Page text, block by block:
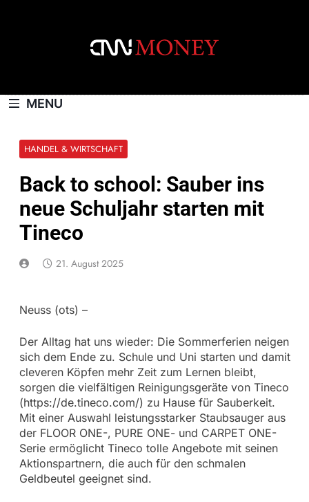
MENU
HANDEL & WIRTSCHAFT
Back to school: Sauber ins
neue Schuljahr starten mit
Tineco
21. August 2025
Neuss (ots) –
Der Alltag hat uns wieder: Die Sommerferien neigen
sich dem Ende zu. Schule und Uni starten und damit
cleveren Köpfen mehr Zeit zum Lernen bleibt,
sorgen die vielfältigen Reinigungsgeräte von Tineco
(https://de.tineco.com/) zu Hause für Sauberkeit.
Mit einer Auswahl leistungsstarker Staubsauger aus
der FLOOR ONE-, PURE ONE- und CARPET ONE-
Serie ermöglicht Tineco tolle Angebote mit seinen
Aktionspartnern, die auch für den schmalen
Geldbeutel geeignet sind.